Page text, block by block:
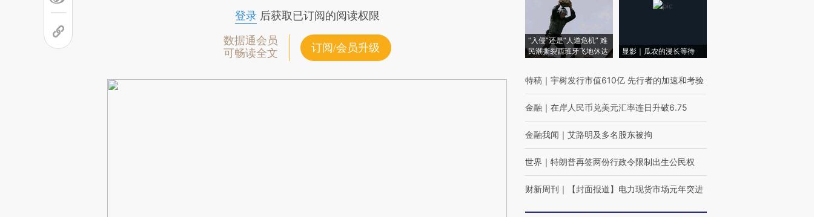
登录后获取已订阅的阅读权限
数据通会员
可畅读全文
订阅/会员升级
“入侵”还是“人道危机” 难
民潮撕裂西班牙飞地休达
显影｜瓜农的漫长等待
特稿 ｜ 宇树发行市值610亿 先行者的加速和考验
金融 ｜ 在岸人民币兑美元汇率连日升破6.75
金融我闻 ｜ 艾路明及多名股东被拘
世界 ｜ 特朗普再签两份行政令限制出生公民权
财新周刊 ｜ 【封面报道】电力现货市场元年突进